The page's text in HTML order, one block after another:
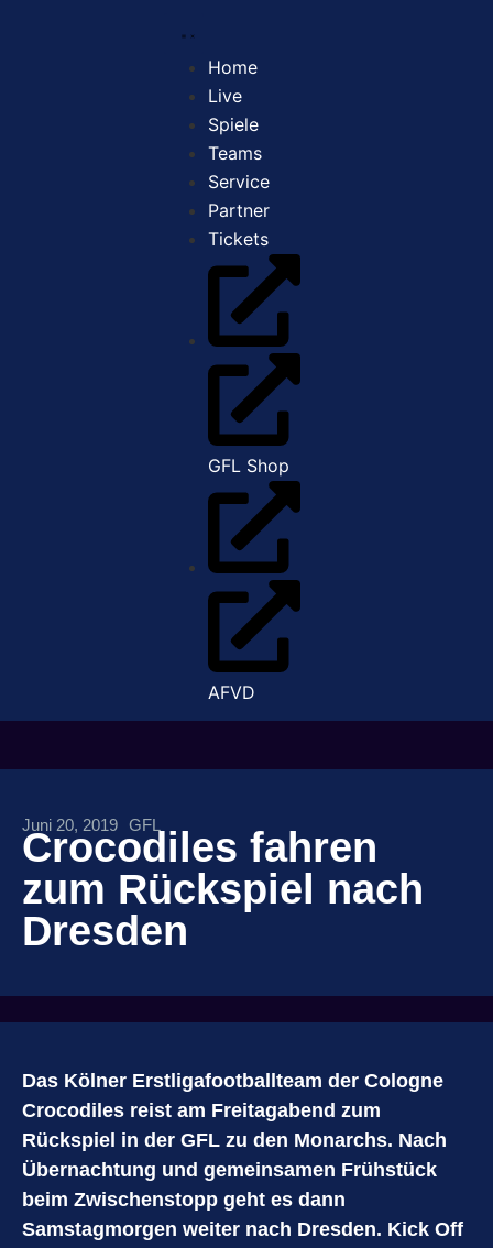
Home
Live
Spiele
Teams
Service
Partner
Tickets
GFL Shop
AFVD
Juni 20, 2019 GFL
Crocodiles fahren
zum Rückspiel nach
Dresden
Das Kölner Erstligafootballteam der Cologne
Crocodiles reist am Freitagabend zum
Rückspiel in der GFL zu den Monarchs. Nach
Übernachtung und gemeinsamen Frühstück
beim Zwischenstopp geht es dann
Samstagmorgen weiter nach Dresden. Kick Off